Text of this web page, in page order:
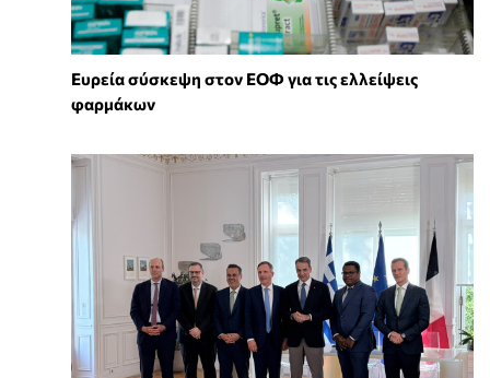
Ευρεία σύσκεψη στον ΕΟΦ για τις ελλείψεις
φαρμάκων